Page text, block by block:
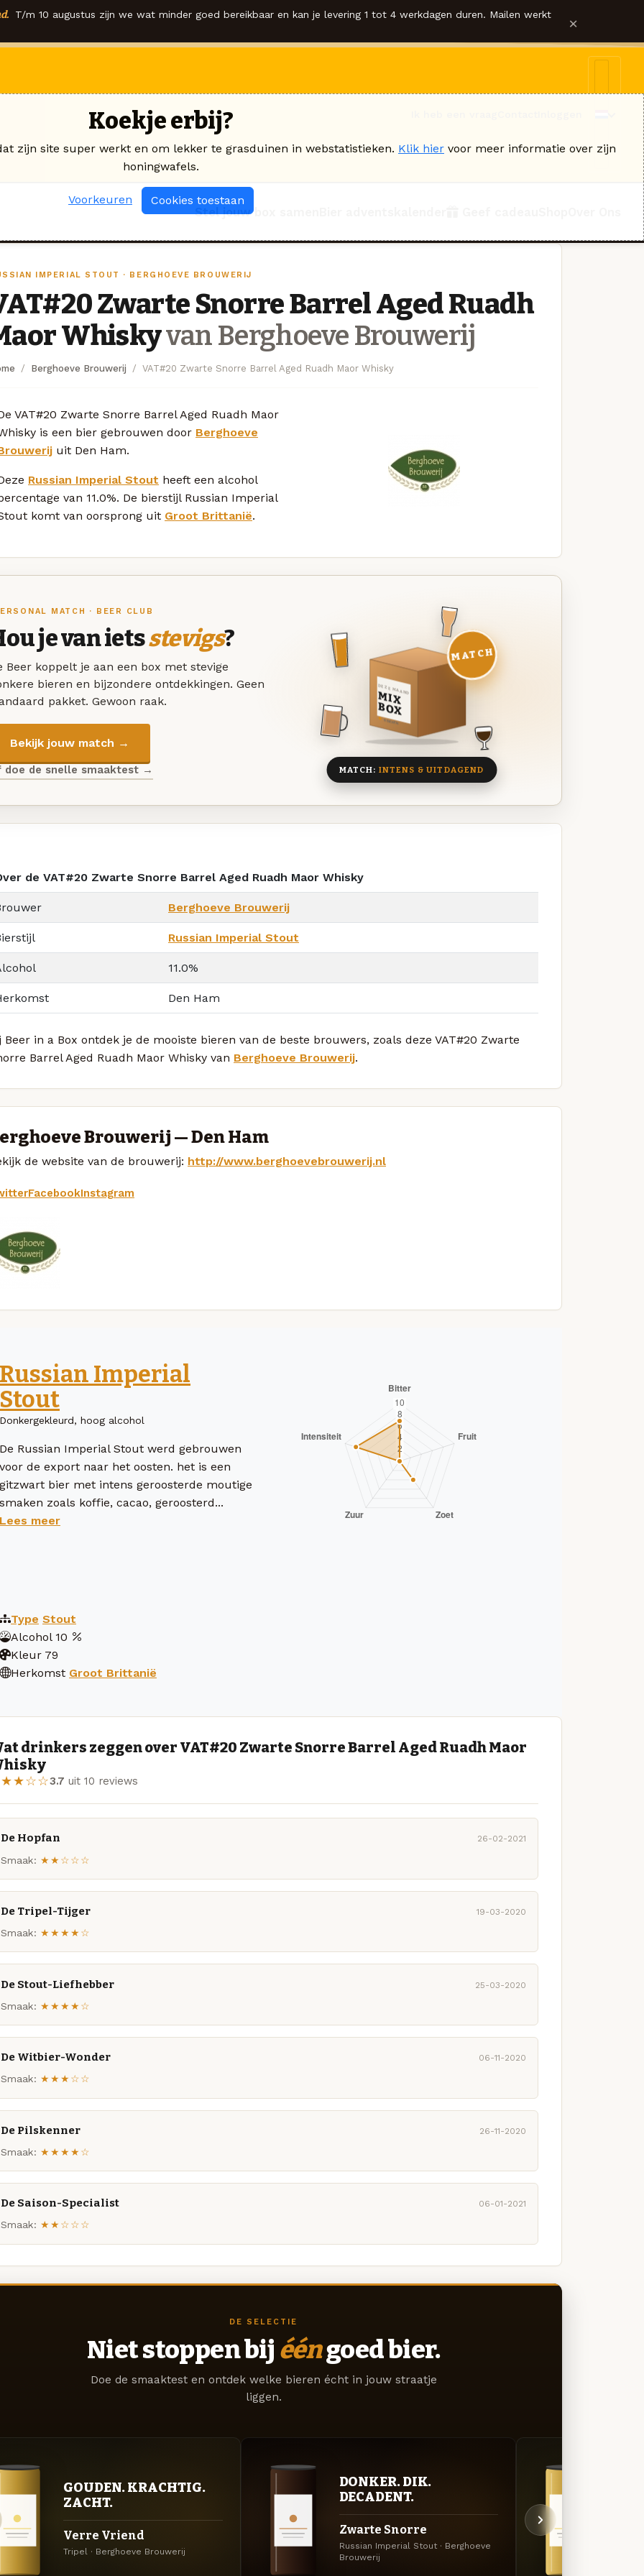
T/m 10 augustus zijn we wat minder goed bereikbaar en kan je levering 1 tot 4 werkdagen duren. Mailen werkt ×
Stel jouw box samen
IMPERIAL STOUT · BERGHOEVE BROUWERIJ
Zwarte Snorre Barrel Aged Ruadh
Whiskyvan Berghoeve Brouwerij
Berghoeve Brouwerij VAT#20 Zwarte Snorre Barrel Aged Ruadh Maor Whisky
VAT#20 Zwarte Snorre Barrel Aged Ruadh Maor
is een bier gebrouwen door Berghoeve
uit Den Ham.
Russian Imperial Stout heeft een alcohol
van 11.0%. De bierstijl Russian Imperial
komt van oorsprong uit Groot Brittanië.
MATCH · BEER CLUB
je van ietsstevigs?
Beer koppelt je aan een box met stevige
bieren en bijzondere ontdekkingen. Geen
pakket. Gewoon raak.
Bekijk jouw match →
doe de snelle smaaktest →
DEZE MAAND
MIX
BOX
8 BIEREN
MATCH
MATCH: INTENS & UITDAGEND
de VAT#20 Zwarte Snorre Barrel Aged Ruadh Maor Whisky
Berghoeve Brouwerij
Russian Imperial Stout
11.0%
Den Ham
Beer in a Box ontdek je de mooiste bieren van de beste brouwers, zoals deze VAT#20 Zwarte
Barrel Aged Ruadh Maor Whisky van Berghoeve Brouwerij.
Brouwerij — Den Ham
de website van de brouwerij: http://www.berghoevebrouwerij.nl
FacebookInstagram
Russian Imperial
Stout
Donkergekleurd, hoog alcohol
De Russian Imperial Stout werd gebrouwen
voor de export naar het oosten. het is een
gitzwart bier met intens geroosterde moutige
smaken zoals koffie, cacao, geroosterd...
Lees meer
Type Stout
Alcohol 10
Kleur 79
Herkomst Groot Brittanië
drinkers zeggen over VAT#20 Zwarte Snorre Barrel Aged Ruadh Maor
3.7 uit 10 reviews
De Hopfan 26-02-2021
Smaak: ★★☆☆☆
De Tripel-Tijger 19-03-2020
Smaak: ★★★★☆
De Stout-Liefhebber 25-03-2020
Smaak: ★★★★☆
De Witbier-Wonder 06-11-2020
Smaak: ★★★☆☆
De Pilskenner 26-11-2020
Smaak: ★★★★☆
De Saison-Specialist 06-01-2021
Smaak: ★★☆☆☆
DE SELECTIE
Niet stoppen bij ééngoed bier.
Doe de smaaktest en ontdek welke bieren écht in jouw straatje
liggen.
GOUDEN. KRACHTIG.
ZACHT.
Verre Vriend
Tripel · Berghoeve Brouwerij
DONKER. DIK.
DECADENT.
Zwarte Snorre
Russian Imperial Stout · Berghoeve
Brouwerij
Koekje erbij?
zijn site super werkt en om lekker te grasduinen in webstatistieken. Klik hier voor meer informatie over zijn
honingwafels.
Voorkeuren Cookies toestaan